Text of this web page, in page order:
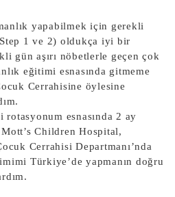
yapabilmek için gerekli
1 ve 2) oldukça iyi bir
gün aşırı nöbetlerle geçen çok
eğitimi esnasında gitmeme
Cerrahisine öylesine
rotasyonum esnasında 2 ay
Children Hospital,
Cerrahisi Departmanı’nda
Türkiye’de yapmanın doğru